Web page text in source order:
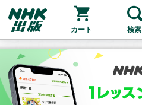
カート 検索